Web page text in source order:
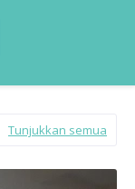
Tunjukkan semua